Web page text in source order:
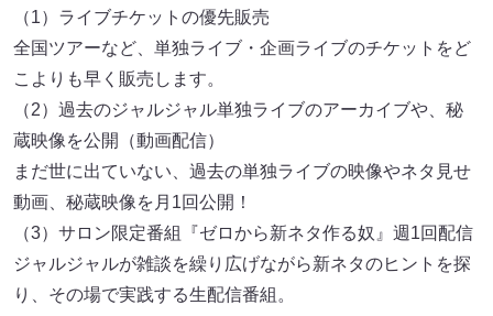
（1）ライブチケットの優先販売
全国ツアーなど、単独ライブ・企画ライブのチケットをど
こよりも早く販売します。
（2）過去のジャルジャル単独ライブのアーカイブや、秘
蔵映像を公開（動画配信）
まだ世に出ていない、過去の単独ライブの映像やネタ見せ
動画、秘蔵映像を月1回公開！
（3）サロン限定番組『ゼロから新ネタ作る奴』週1回配信
ジャルジャルが雑談を繰り広げながら新ネタのヒントを探
り、その場で実践する生配信番組。